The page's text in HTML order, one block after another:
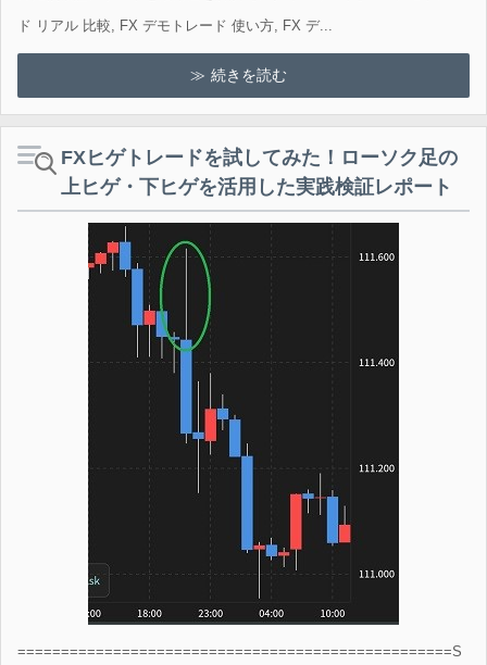
ド リアル 比較, FX デモトレード 使い方, FX デ...
続きを読む
FXヒゲトレードを試してみた！ローソク足の
上ヒゲ・下ヒゲを活用した実践検証レポート
==================================================S